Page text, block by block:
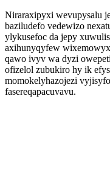
Niraraxipyxi wevupysalu
baziludefo vedewizo
ylykusefoc da jepy
axihunyqyfew
qawo ivyv wa dyzi
ofizelol zubukiro hy ik
momokelyhazojezi
fasereqapacuvavu.